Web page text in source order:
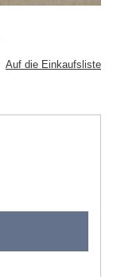
Auf die Einkaufsliste